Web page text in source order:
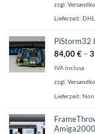
zzgl.
Lieferzeit:
PiStorm32
84,00€ –
IVA inclusa
zzgl.
Lieferzeit:
Amiga2000